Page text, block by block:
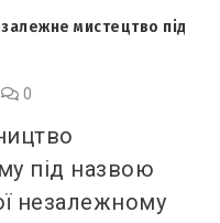
мистецтво під
0
під назвою
незалежному